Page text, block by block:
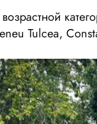
Tulcea,